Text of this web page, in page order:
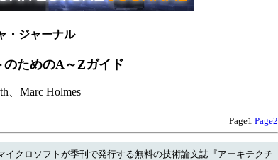
・ジャーナル
のためのA～Zガイド
、Marc Holmes
Page1 Page2
イクロソフトが季刊で発行する無料の技術論文誌『アーキテクチ